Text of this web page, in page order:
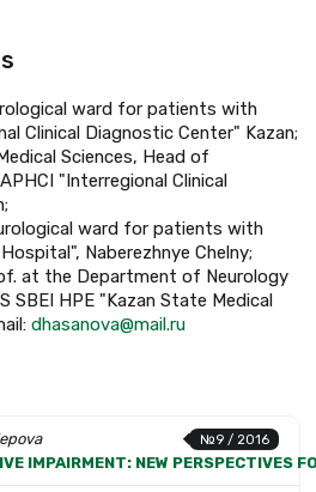
ward for patients with
Clinical Diagnostic Center" Kazan;
Sciences, Head of
"Interregional Clinical
ward for patients with
Naberezhnye Chelny;
at the Department of Neurology
SBEI HPE "Kazan State Medical
dhasanova@mail.ru
№9 / 2016
IMPAIRMENT: NEW PERSPECTIVES